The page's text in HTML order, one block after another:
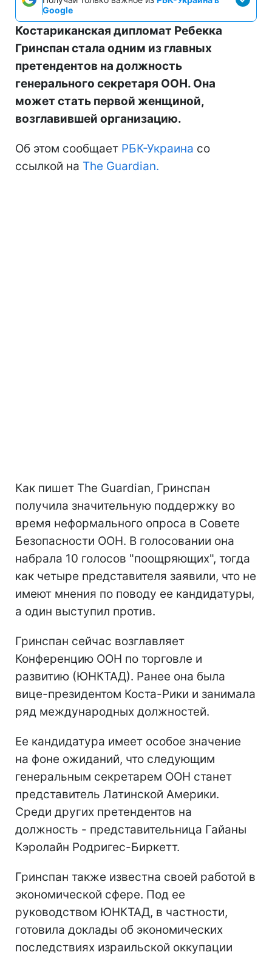
Google
Костариканская дипломат Ребекка
Гринспан стала одним из главных
претендентов на должность
генерального секретаря ООН. Она
может стать первой женщиной,
возглавившей организацию.
Об этом сообщает РБК-Украина со
ссылкой на The Guardian.
Как пишет The Guardian, Гринспан
получила значительную поддержку во
время неформального опроса в Совете
Безопасности ООН. В голосовании она
набрала 10 голосов "поощряющих", тогда
как четыре представителя заявили, что не
имеют мнения по поводу ее кандидатуры,
а один выступил против.
Гринспан сейчас возглавляет
Конференцию ООН по торговле и
развитию (ЮНКТАД). Ранее она была
вице-президентом Коста-Рики и занимала
ряд международных должностей.
Ее кандидатура имеет особое значение
на фоне ожиданий, что следующим
генеральным секретарем ООН станет
представитель Латинской Америки.
Среди других претендентов на
должность - представительница Гайаны
Кэролайн Родригес-Биркетт.
Гринспан также известна своей работой в
экономической сфере. Под ее
руководством ЮНКТАД, в частности,
готовила доклады об экономических
последствиях израильской оккупации